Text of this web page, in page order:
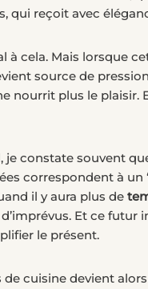
qui reçoit avec
à cela. Mais lorsque
source de pression
nourrit plus le plaisir.
je constate souvent
correspondent à un
il y aura plus de
Et ce futur
le présent.
de cuisine devient